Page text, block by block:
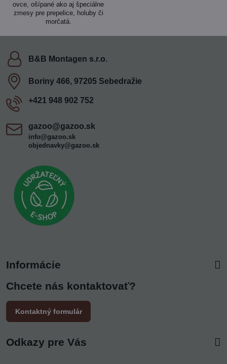
ovce, ošípané ako aj špeciálne
zmesy pre prepelice, holuby či
morčatá.
B&B Montagen s​.r​.o​.
Boriny 466, 97205 Sebedražie
+421 948 902 752
gazoo​@gazoo​.sk
info@gazoo.sk
objednavky@gazoo.sk
Informácie
Chcete nás kontaktovať?
Kontaktný formulár
Odkazy pre Vás